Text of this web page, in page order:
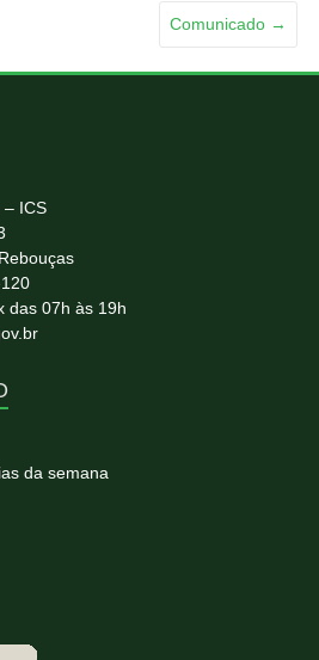
Comunicado →
– ICS
das 07h às 19h
da semana